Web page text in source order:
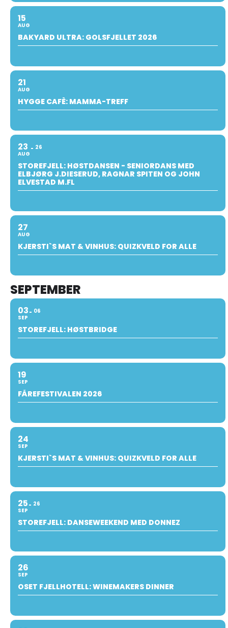
15
AUG
BAKYARD ULTRA: GOLSFJELLET 2026
21
AUG
HYGGE CAFÈ: MAMMA-TREFF
23
AUG
26
STOREFJELL: HØSTDANSEN - SENIORDANS MED
ELBJØRG J.DIESERUD, RAGNAR SPITEN OG JOHN
ELVESTAD M.FL
27
AUG
KJERSTI`S MAT & VINHUS: QUIZKVELD FOR ALLE
SEPTEMBER
03
SEP
06
STOREFJELL: HØSTBRIDGE
19
SEP
FÅREFESTIVALEN 2026
24
SEP
KJERSTI`S MAT & VINHUS: QUIZKVELD FOR ALLE
25
SEP
26
STOREFJELL: DANSEWEEKEND MED DONNEZ
26
SEP
OSET FJELLHOTELL: WINEMAKERS DINNER